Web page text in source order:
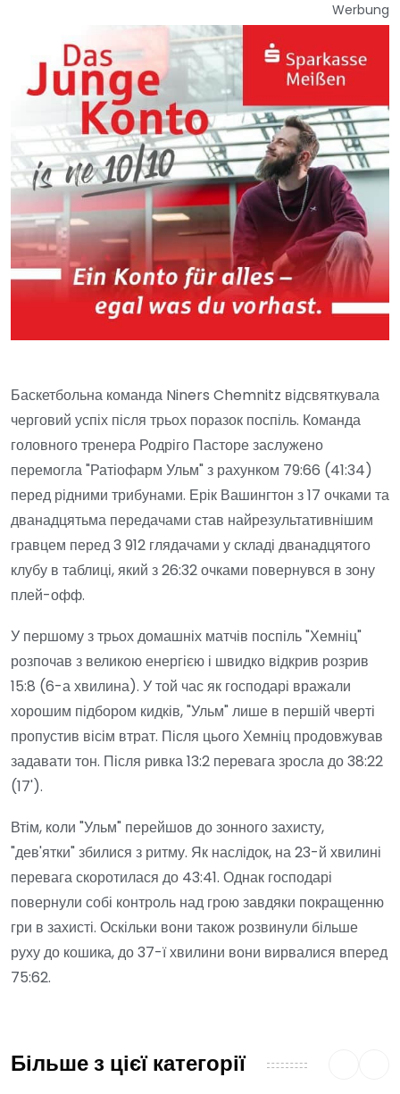
Werbung
Баскетбольна команда Niners Chemnitz відсвяткувала
черговий успіх після трьох поразок поспіль. Команда
головного тренера Родріго Пасторе заслужено
перемогла "Ратіофарм Ульм" з рахунком 79:66 (41:34)
перед рідними трибунами. Ерік Вашингтон з 17 очками та
дванадцятьма передачами став найрезультативнішим
гравцем перед 3 912 глядачами у складі дванадцятого
клубу в таблиці, який з 26:32 очками повернувся в зону
плей-офф.
У першому з трьох домашніх матчів поспіль "Хемніц"
розпочав з великою енергією і швидко відкрив розрив
15:8 (6-а хвилина). У той час як господарі вражали
хорошим підбором кидків, "Ульм" лише в першій чверті
пропустив вісім втрат. Після цього Хемніц продовжував
задавати тон. Після ривка 13:2 перевага зросла до 38:22
(17').
Втім, коли "Ульм" перейшов до зонного захисту,
"дев'ятки" збилися з ритму. Як наслідок, на 23-й хвилині
перевага скоротилася до 43:41. Однак господарі
повернули собі контроль над грою завдяки покращенню
гри в захисті. Оскільки вони також розвинули більше
руху до кошика, до 37-ї хвилини вони вирвалися вперед
75:62.
Більше з цієї категорії